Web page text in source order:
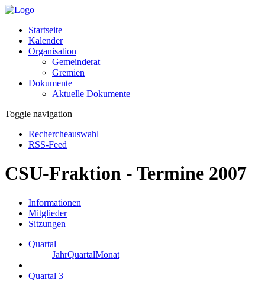
Startseite
Kalender
Organisation
Gemeinderat
Gremien
Dokumente
Aktuelle Dokumente
Toggle navigation
Rechercheauswahl
RSS-Feed
CSU-Fraktion - Termine 2007
Informationen
Mitglieder
Sitzungen
Quartal
JahrQuartalMonat
Quartal 3